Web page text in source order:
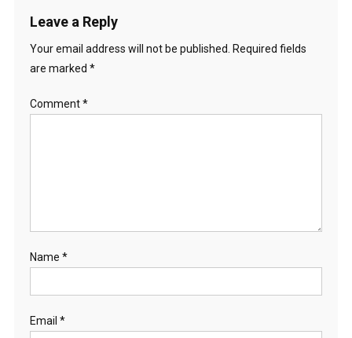
Leave a Reply
Your email address will not be published.
Required fields
are marked *
Comment*
Name *
Email *